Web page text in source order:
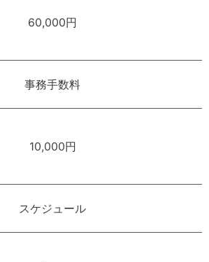
60,000円
事務手数料
10,000円
スケジュール